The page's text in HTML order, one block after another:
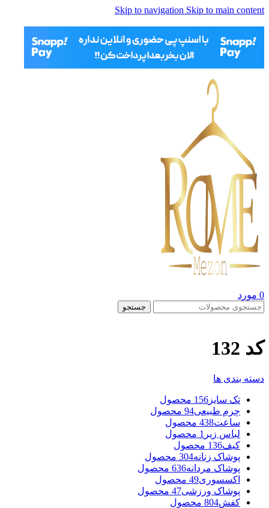
Skip to navigation Skip to main content
0 مورد
جستجو
کد 132
دسته بندی ها
تک سایز 156 محصول
چرم طبیعی94 محصول
ساعت438 محصول
لباس زیر 1 محصول
کیف136 محصول
پوشاک زنانه304 محصول
پوشاک مردانه636 محصول
اکسسوری49 محصول
پوشاک ورزشی47 محصول
کفش804 محصول